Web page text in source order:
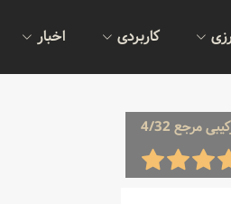
کاربردی اخبار
مرجع 4/32